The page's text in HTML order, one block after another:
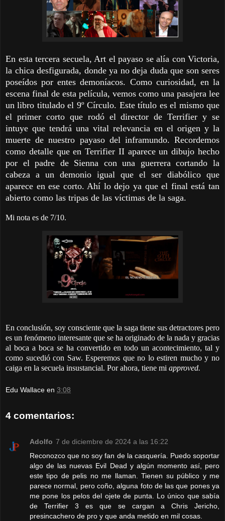
En esta tercera secuela, Art el payaso se alía con Victoria,
la chica desfigurada, donde ya no deja duda que son seres
poseídos por entes demoníacos. Como curiosidad, en la
escena final de esta película, vemos como una pasajera lee
un libro titulado el 9º Círculo. Este título es el mismo que
el primer corto que rodó el director de Terrifier y se
intuye que tendrá una vital relevancia en el origen y la
muerte de nuestro payaso del inframundo. Recordemos
como detalle que en Terrifier II aparece un dibujo hecho
por el padre de Sienna con una guerrera cortando la
cabeza a un demonio igual que el ser diabólico que
aparece en ese corto. Ahí lo dejo ya que el final está tan
abierto como las tripas de las víctimas de la saga.
Mi nota es de 7/10.
En conclusión, soy consciente que la saga tiene sus detractores pero
es un fenómeno interesante que se ha originado de la nada y gracias
al boca a boca se ha convertido en todo un acontecimiento, tal y
como sucedió con Saw. Esperemos que no lo estiren mucho y no
caiga en la secuela insustancial. Por ahora, tiene mi approved.
Edu Wallace en 3:08
4 comentarios:
Adolfo 7 de diciembre de 2024 a las 16:22
Reconozco que no soy fan de la casquería. Puedo soportar
algo de las nuevas Evil Dead y algún momento así, pero
este tipo de pelis no me llaman. Tienen su público y me
parece normal, pero coño, alguna foto de las que pones ya
me pone los pelos del ojete de punta. Lo único que sabía
de Terrifier 3 es que se cargan a Chris Jericho,
presincachero de pro y que anda metido en mil cosas.